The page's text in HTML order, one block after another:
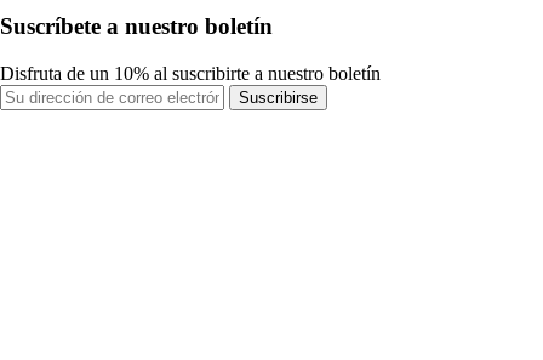
Suscríbete a nuestro boletín
Disfruta de un 10% al suscribirte a nuestro boletín
Suscribirse